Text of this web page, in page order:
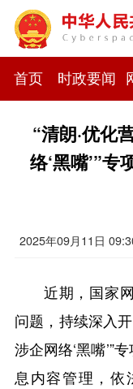
首页 时政要闻
“清朗·优化
络‘黑嘴’”
2025年09月11日
近期，国家
问题，持续深入
涉企网络‘黑嘴’”
息内容管理，依